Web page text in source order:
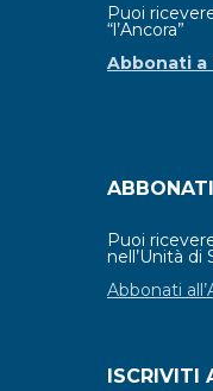
Puoi
“l’Ancora”
Abbonati a
Puoi
nell’Unità di
Abbonati
ISCRIVITI